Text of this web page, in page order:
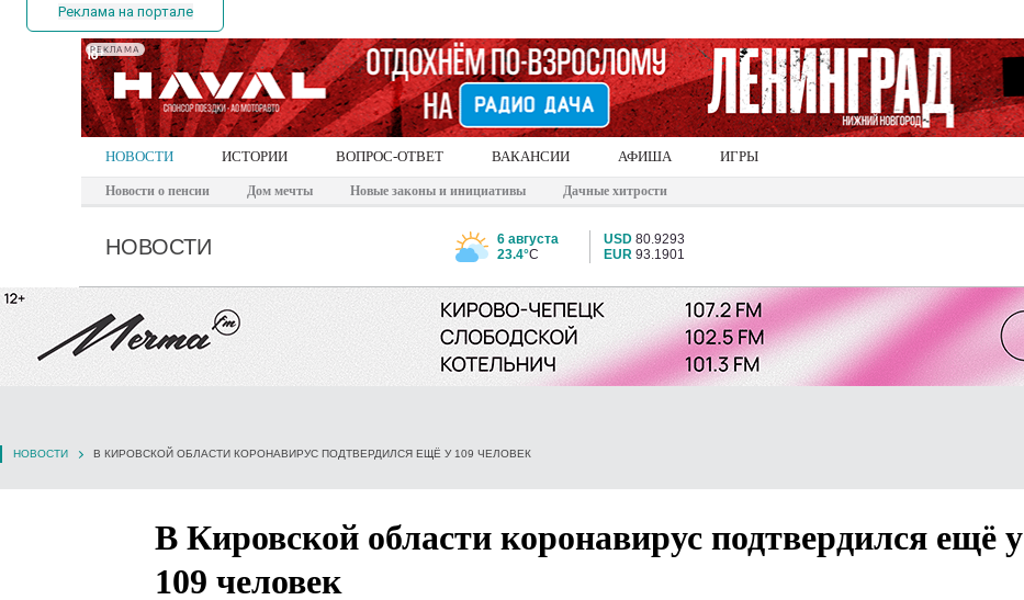
Реклама на портале
РЕКЛАМА
НОВОСТИ ИСТОРИИ ВОПРОС-ОТВЕТ ВАКАНСИИ АФИША ИГРЫ
Новости о пенсии Дом мечты Новые законы и инициативы Дачные хитрости
НОВОСТИ
6 августа
23.4°C
USD 80.9293
EUR 93.1901
НОВОСТИ В КИРОВСКОЙ ОБЛАСТИ КОРОНАВИРУС ПОДТВЕРДИЛСЯ ЕЩЁ У 109 ЧЕЛОВЕК
В Кировской области коронавирус подтвердился ещё у
109 человек